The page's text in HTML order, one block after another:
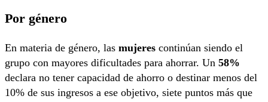
Por género
En materia de género, las mujeres continúan siendo el
grupo con mayores dificultades para ahorrar. Un 58%
declara no tener capacidad de ahorro o destinar menos del
10% de sus ingresos a ese objetivo, siete puntos más que